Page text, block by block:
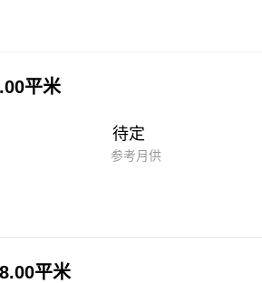
平米
待定
参考月供
平米